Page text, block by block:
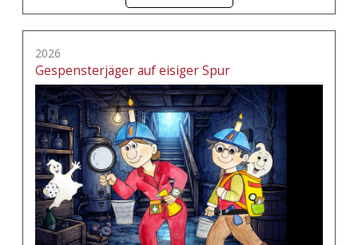
2026
Gespensterjäger auf eisiger Spur